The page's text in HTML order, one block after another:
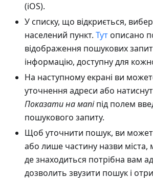
(iOS).
У списку, що відкриється,
населений пункт. Тутописано
відображення пошукових
інформацію, доступну для
На наступному екрані ви
уточнення адреси або
Показати на мапіпід полем
пошукового запиту.
Щоб уточнити пошук, ви
або лише частину назви міста,
де знаходиться потрібна вам
дозволить звузити пошук і